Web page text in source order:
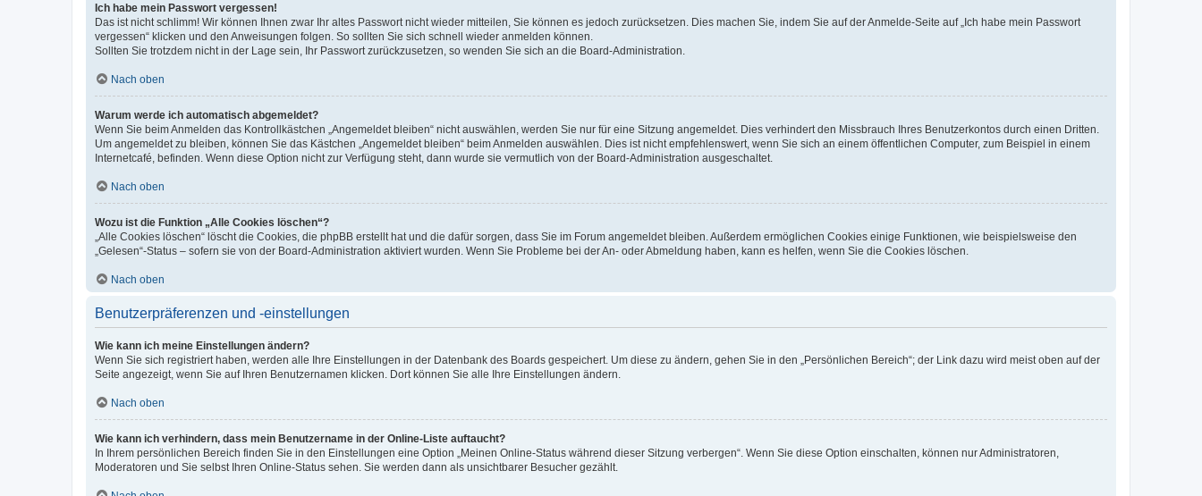
Ich habe mein Passwort vergessen!
Das ist nicht schlimm! Wir können Ihnen zwar Ihr altes Passwort nicht wieder mitteilen, Sie können es jedoch zurücksetzen. Dies machen Sie, indem Sie auf der Anmelde-Seite auf „Ich habe mein Passwort
vergessen“ klicken und den Anweisungen folgen. So sollten Sie sich schnell wieder anmelden können.
Sollten Sie trotzdem nicht in der Lage sein, Ihr Passwort zurückzusetzen, so wenden Sie sich an die Board-Administration.
Nach oben
Warum werde ich automatisch abgemeldet?
Wenn Sie beim Anmelden das Kontrollkästchen „Angemeldet bleiben“ nicht auswählen, werden Sie nur für eine Sitzung angemeldet. Dies verhindert den Missbrauch Ihres Benutzerkontos durch einen Dritten.
Um angemeldet zu bleiben, können Sie das Kästchen „Angemeldet bleiben“ beim Anmelden auswählen. Dies ist nicht empfehlenswert, wenn Sie sich an einem öffentlichen Computer, zum Beispiel in einem
Internetcafé, befinden. Wenn diese Option nicht zur Verfügung steht, dann wurde sie vermutlich von der Board-Administration ausgeschaltet.
Nach oben
Wozu ist die Funktion „Alle Cookies löschen“?
„Alle Cookies löschen“ löscht die Cookies, die phpBB erstellt hat und die dafür sorgen, dass Sie im Forum angemeldet bleiben. Außerdem ermöglichen Cookies einige Funktionen, wie beispielsweise den
„Gelesen“-Status – sofern sie von der Board-Administration aktiviert wurden. Wenn Sie Probleme bei der An- oder Abmeldung haben, kann es helfen, wenn Sie die Cookies löschen.
Nach oben
Benutzerpräferenzen und -einstellungen
Wie kann ich meine Einstellungen ändern?
Wenn Sie sich registriert haben, werden alle Ihre Einstellungen in der Datenbank des Boards gespeichert. Um diese zu ändern, gehen Sie in den „Persönlichen Bereich“; der Link dazu wird meist oben auf der
Seite angezeigt, wenn Sie auf Ihren Benutzernamen klicken. Dort können Sie alle Ihre Einstellungen ändern.
Nach oben
Wie kann ich verhindern, dass mein Benutzername in der Online-Liste auftaucht?
In Ihrem persönlichen Bereich finden Sie in den Einstellungen eine Option „Meinen Online-Status während dieser Sitzung verbergen“. Wenn Sie diese Option einschalten, können nur Administratoren,
Moderatoren und Sie selbst Ihren Online-Status sehen. Sie werden dann als unsichtbarer Besucher gezählt.